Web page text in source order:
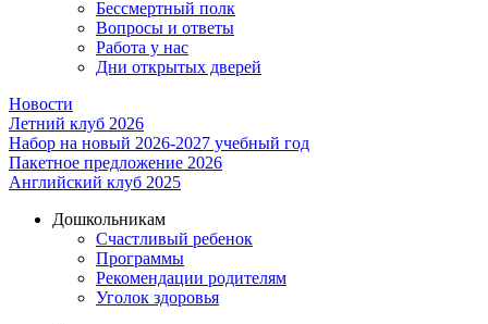
Бессмертный полк
Вопросы и ответы
Работа у нас
Дни открытых дверей
Новости
Летний клуб 2026
Набор на новый 2026-2027 учебный год
Пакетное предложение 2026
Английский клуб 2025
Дошкольникам
Счастливый ребенок
Программы
Рекомендации родителям
Уголок здоровья